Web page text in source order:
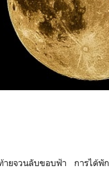
ายจวนลับขอบฟ้า การได้พัก